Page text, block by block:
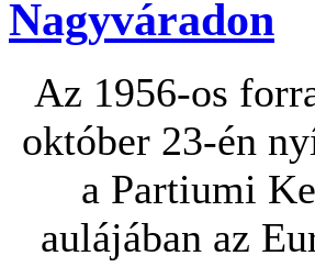
Nagyváradon
Az 1956-os
október 23-én
a Partiumi
aulájában az